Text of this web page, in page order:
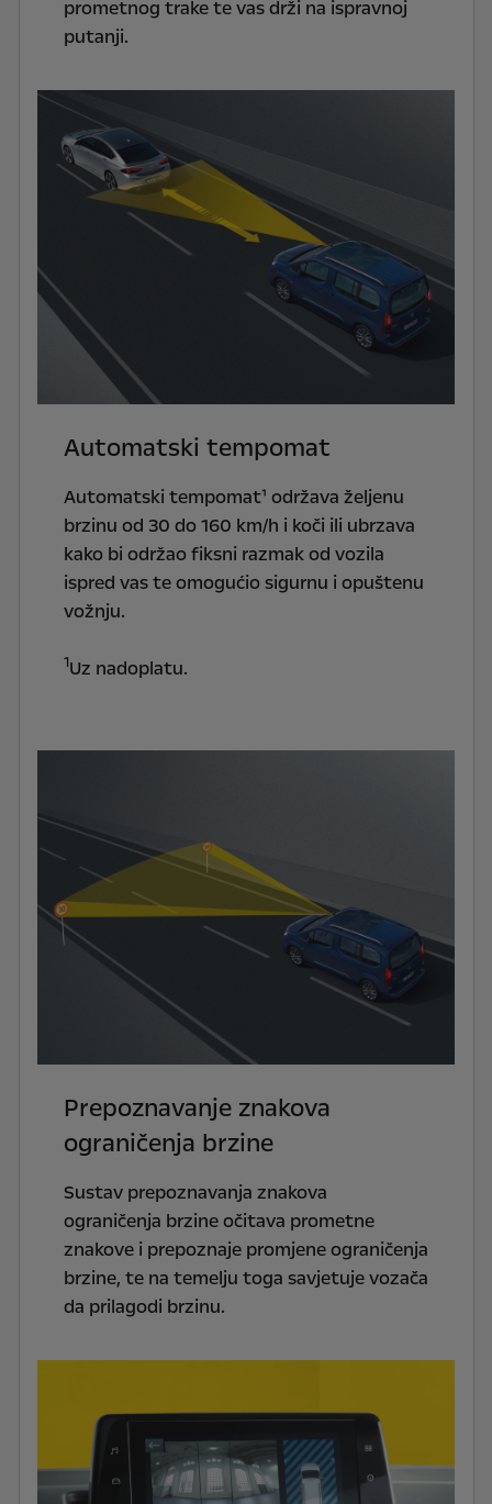
prometnog trake te vas drži na ispravnoj
putanji.
Automatski tempomat
Automatski tempomat¹ održava željenu
brzinu od 30 do 160 km/h i koči ili ubrzava
kako bi održao fiksni razmak od vozila
ispred vas te omogućio sigurnu i opuštenu
vožnju.
1Uz nadoplatu.
Prepoznavanje znakova
ograničenja brzine
Sustav prepoznavanja znakova
ograničenja brzine očitava prometne
znakove i prepoznaje promjene ograničenja
brzine, te na temelju toga savjetuje vozača
da prilagodi brzinu.